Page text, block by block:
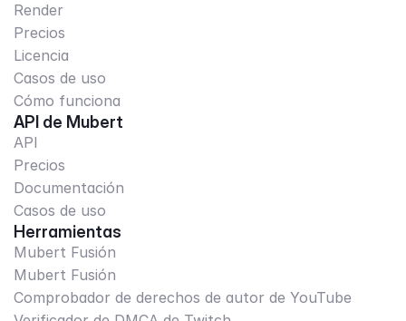
Render
Precios
Licencia
Casos de uso
Cómo funciona
API de Mubert
API
Precios
Documentación
Casos de uso
Herramientas
Mubert Fusión
Mubert Fusión
Comprobador de derechos de autor de YouTube